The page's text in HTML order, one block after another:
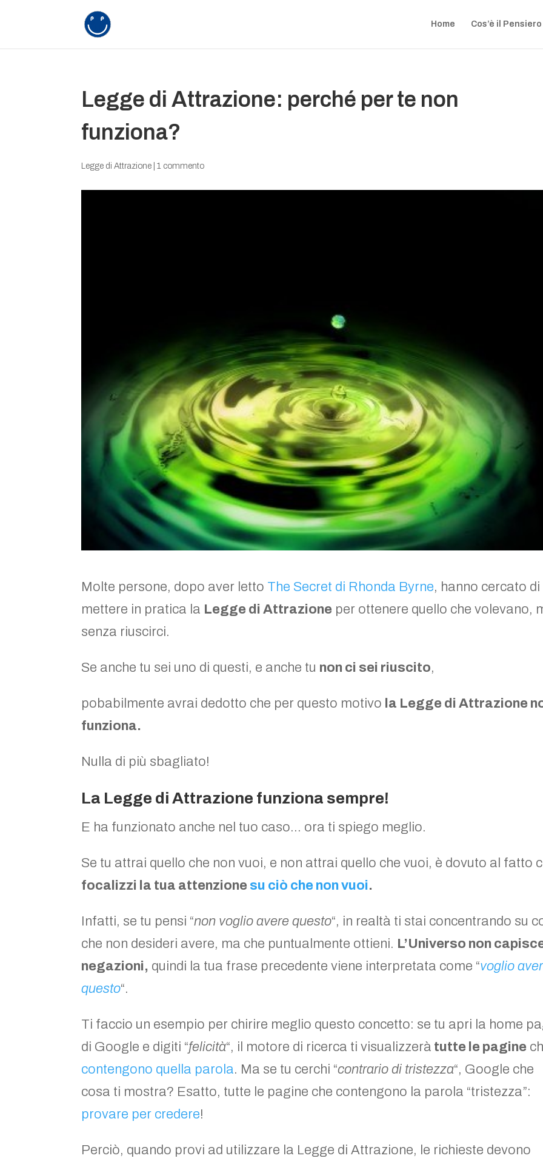
Home Cos’è il
Legge di Attrazione: perché per te non
funziona?
Legge di Attrazione |1 commento
Molte persone, dopo aver letto The Secret di Rhonda Byrne, hanno cercato di
mettere in pratica la Legge di Attrazione per ottenere quello che volevano,
senza riuscirci.
Se anche tu sei uno di questi, e anche tu non ci sei riuscito,
pobabilmente avrai dedotto che per questo motivo la Legge di Attrazione
funziona.
Nulla di più sbagliato!
La Legge di Attrazione funziona sempre!
E ha funzionato anche nel tuo caso… ora ti spiego meglio.
Se tu attrai quello che non vuoi, e non attrai quello che vuoi, è dovuto al fatto
focalizzi la tua attenzione su ciò che non vuoi.
Infatti, se tu pensi “non voglio avere questo“, in realtà ti stai concentrando su
che non desideri avere, ma che puntualmente ottieni. L’Universo non
negazioni, quindi la tua frase precedente viene interpretata come “voglio
questo“.
Ti faccio un esempio per chirire meglio questo concetto: se tu apri la home
di Google e digiti “felicità“, il motore di ricerca ti visualizzerà tutte le pagine
contengono quella parola. Ma se tu cerchi “contrario di tristezza“, Google che
cosa ti mostra? Esatto, tutte le pagine che contengono la parola “tristezza”:
provare per credere!
Perciò, quando provi ad utilizzare la Legge di Attrazione, le richieste devono